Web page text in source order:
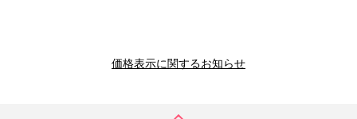
価格表示に関するお知らせ